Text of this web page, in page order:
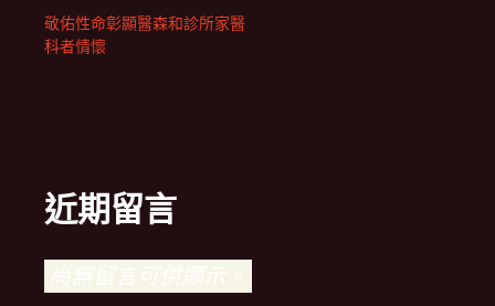
敬佑性命彰顯醫森和診所家醫
科者情懷
近期留言
尚無留言可供顯示。